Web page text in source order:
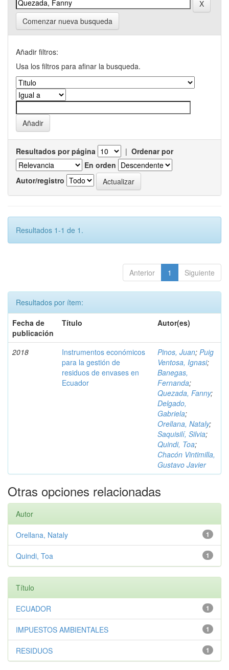
Comenzar nueva busqueda
Añadir filtros:
Usa los filtros para afinar la busqueda.
Resultados por página | Ordenar por
En orden
Autor/registro
Resultados 1-1 de 1.
Anterior 1 Siguiente
Resultados por ítem:
Fecha de
publicación
Título Autor(es)
2018
Instrumentos económicos
para la gestión de
residuos de envases en
Ecuador
Pinos, Juan; Puig
Ventosa, Ignasi;
Banegas,
Fernanda;
Quezada, Fanny;
Delgado,
Gabriela;
Orellana, Nataly;
Saquisilí, Silvia;
Quindi, Toa;
Chacón Vintimilla,
Gustavo Javier
Otras opciones relacionadas
Autor
1
Orellana, Nataly
1
Quindi, Toa
Título
1
ECUADOR
1
IMPUESTOS AMBIENTALES
1
RESIDUOS